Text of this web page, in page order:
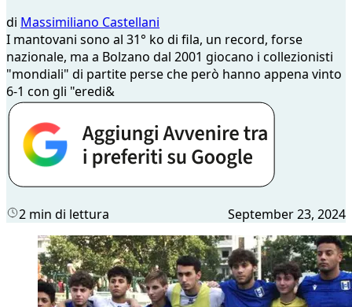
di Massimiliano Castellani
I mantovani sono al 31° ko di fila, un record, forse
nazionale, ma a Bolzano dal 2001 giocano i collezionisti
"mondiali" di partite perse che però hanno appena vinto
6-1 con gli "eredi&
2 min di lettura September 23, 2024